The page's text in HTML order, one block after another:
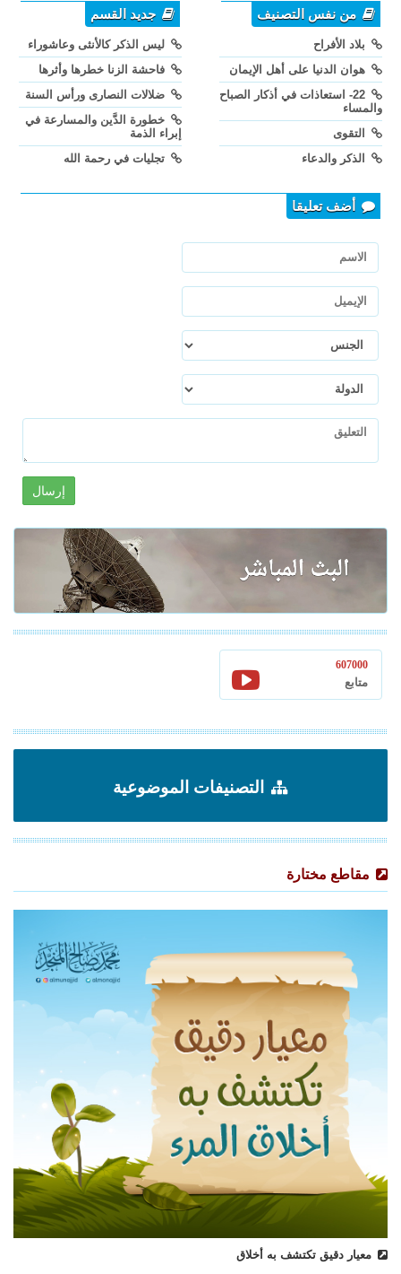
من نفس التصنيف
بلاد الأفراح
هوان الدنيا على أهل الإيمان
22- استعاذات في أذكار الصباح
والمساء
التقوى
الذكر والدعاء
جديد القسم
ليس الذكر كالأنثى وعاشوراء
فاحشة الزنا خطرها وأثرها
ضلالات النصارى ورأس السنة
خطورة الدَّين والمسارعة في
إبراء الذمة
تجليات في رحمة الله
أضف تعليقا
إرسال
607000
متابع
التصنيفات الموضوعية
مقاطع مختارة
معيار دقيق تكتشف به أخلاق